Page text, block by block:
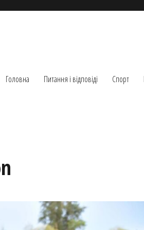
Головна Питання і відповіді Спорт